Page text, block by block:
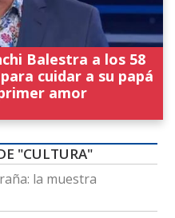
Balestra a los 58
cuidar a su papá
amor
"CULTURA"
la muestra